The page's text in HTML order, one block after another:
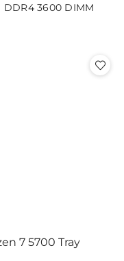
DDR4 3600 DIMM